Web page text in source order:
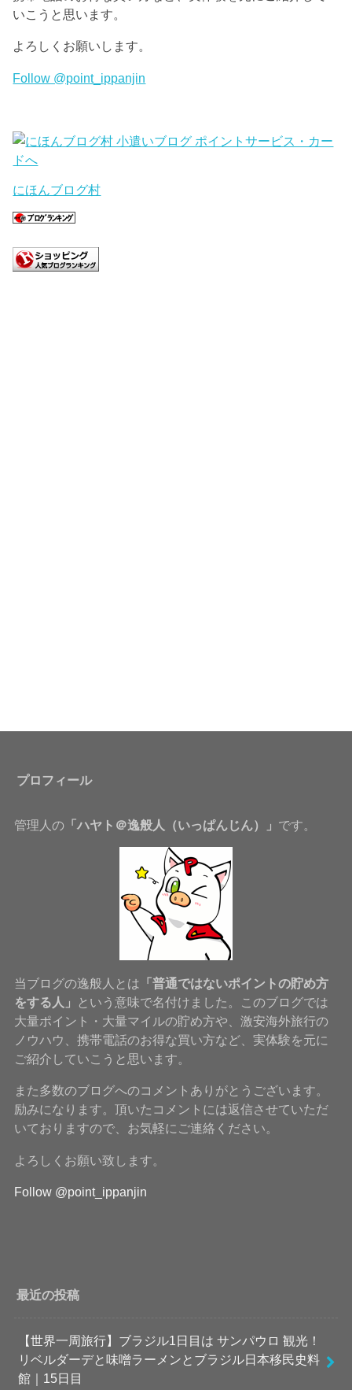
いこうと思います。
よろしくお願いします。
Follow @point_ippanjin
にほんブログ村
プロフィール
管理人の「ハヤト＠逸般人（いっぱんじん）」 です。
当ブログの逸般人とは 「普通ではないポイントの貯め方
をする人」
という意味で名付けました。このブログでは
大量ポイント・大量マイルの貯め方や、激安海外旅行の
ノウハウ、携帯電話のお得な買い方など、実体験を元に
ご紹介していこうと思います。
また多数のブログへのコメントありがとうございます。
励みになります。頂いたコメントには返信させていただ
いておりますので、お気軽にご連絡ください。
よろしくお願い致します。
Follow @point_ippanjin
最近の投稿
【世界一周旅行】ブラジル1日目は サンパウロ 観光！
リベルダーデと味噌ラーメンとブラジル日本移民史料
館｜15日目